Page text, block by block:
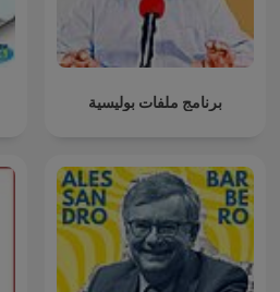
برنامج ملفات بوليسية